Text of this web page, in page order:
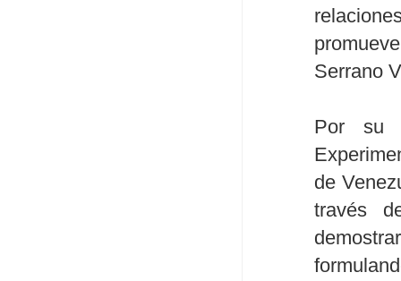
Serrano
Por su
de
través